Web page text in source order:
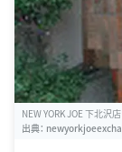
NEW YORK JOE 下北沢店
出典：